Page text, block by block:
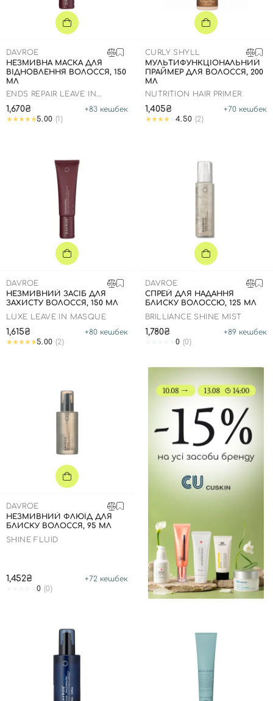
DAVROE
НЕЗМИВНА МАСКА ДЛЯ
ВІДНОВЛЕННЯ ВОЛОССЯ, 150
МЛ
ENDS REPAIR LEAVE IN
1,670₴ +83 кешбек
5.00 (1)
CURLY SHYLL
МУЛЬТИФУНКЦІОНАЛЬНИЙ
ПРАЙМЕР ДЛЯ ВОЛОССЯ, 200
МЛ
NUTRITION HAIR PRIMER
1,405₴ +70 кешбек
4.50 (2)
DAVROE
НЕЗМИВНИЙ ЗАСІБ ДЛЯ
ЗАХИСТУ ВОЛОССЯ, 150 МЛ
LUXE LEAVE IN MASQUE
1,615₴ +80 кешбек
5.00 (2)
DAVROE
СПРЕЙ ДЛЯ НАДАННЯ
БЛИСКУ ВОЛОССЮ, 125 МЛ
BRILLIANCE SHINE MIST
1,780₴ +89 кешбек
0 (0)
DAVROE
НЕЗМИВНИЙ ФЛЮЇД ДЛЯ
БЛИСКУ ВОЛОССЯ, 95 МЛ
SHINE FLUID
1,452₴ +72 кешбек
0 (0)